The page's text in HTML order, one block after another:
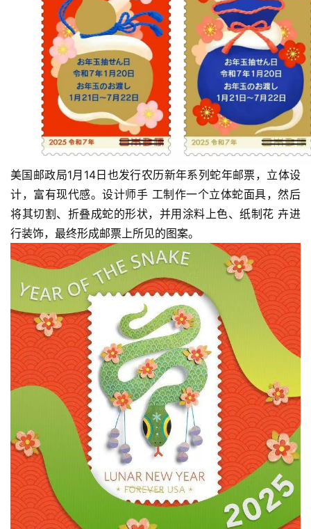
首
文
化
生
活
美国邮政局1月14日也发行农历新年系列蛇年邮票，立体设
计，富有现代感。设计师手 工制作一个立体蛇面具，然后
将其切割、折叠成蛇的形状，并用涂料上色、纸制花 卉进
行装饰，最终形成邮票上所见的图案。